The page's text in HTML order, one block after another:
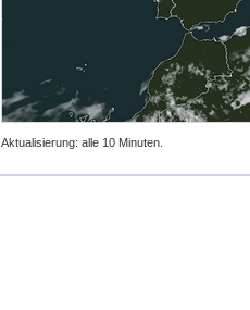
Aktualisierung: alle 10 Minuten.